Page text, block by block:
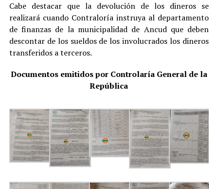
Cabe destacar que la devolución de los dineros se
realizará cuando Contraloría instruya al departamento
de finanzas de la municipalidad de Ancud que deben
descontar de los sueldos de los involucrados los dineros
transferidos a terceros.
Documentos emitidos por Controlaría General de la
República